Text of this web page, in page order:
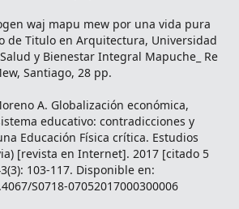
waj mapu mew por una vida pura
de Titulo en Arquitectura, Universidad
y Bienestar Integral Mapuche_ Re
Santiago, 28 pp.
A. Globalización económica,
educativo: contradicciones y
Educación Física crítica. Estudios
[revista en Internet]. 2017 [citado 5
103-117. Disponible en:
S0718-07052017000300006